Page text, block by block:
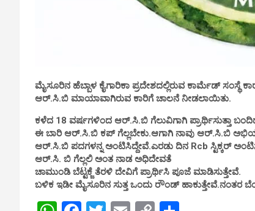
ಮೈಸೂರಿನ ಹೆಬ್ಬಾಳ ಕೈಗಾರಿಕಾ ಪ್ರದೇಶದಲ್ಲಿರುವ ಕಾರ್ಮೆಡ್ ಸಂಸ್ಥೆ
ಆರ್.ಸಿ.ಬಿ ಮಾಯಾವಾಗಿರುವ ಕಾರಿಗೆ ಚಾಲನೆ ನೀಡಲಾಯಿತು.
ಕಳೆದ 18 ವರ್ಷಗಳಿಂದ ಆರ್.ಸಿ.ಬಿ ಗೆಲುವಿಗಾಗಿ ಪ್ರಾರ್ಥಿಸುತ್ತಾ
ಈ ಬಾರಿ ಆರ್.ಸಿ.ಬಿ ಕಪ್ ಗೆಲ್ಲಬೇಕು.ಆಗಾಗಿ ನಾವು ಆರ್.ಸಿ.ಬಿ
ಆರ್.ಸಿ.ಬಿ ಪದಗಳನ್ನ ಅಂಟಿಸಿದ್ದೇವೆ‌.ಎರಡು ದಿನ Rcb ಸ್ಟಿಕ್ಕರ್
ಆರ್.ಸಿ. ಬಿ ಗೆಲ್ಲಲಿ ಅಂತ ನಾಡ ಅಧಿದೇವತೆ
ಚಾಮುಂಡಿ ಬೆಟ್ಟಕ್ಜೆ ತೆರಳಿ ದೇವಿಗೆ ಪ್ರಾರ್ಥಿಸಿ ಪೂಜೆ ಮಾಡಿಸುತ್ತೇವೆ.
ಬಳಿಕ ಇಡೀ ಮೈಸೂರಿನ ಸುತ್ತ ಒಂದು ರೌಂಡ್ ಹಾಕುತ್ತೇವೆ.ನಂತರ